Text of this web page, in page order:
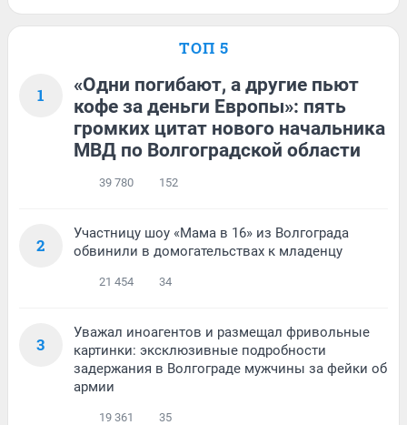
ТОП 5
1
«Одни погибают, а другие пьют
кофе за деньги Европы»: пять
громких цитат нового начальника
МВД по Волгоградской области
39 780 152
2
Участницу шоу «Мама в 16» из Волгограда
обвинили в домогательствах к младенцу
21 454 34
3
Уважал иноагентов и размещал фривольные
картинки: эксклюзивные подробности
задержания в Волгограде мужчины за фейки об
армии
19 361 35